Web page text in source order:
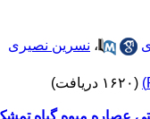
،نسرین نصیری
(۱۶۲۰ دریافت)
عصاره میوه گیاه تمشک